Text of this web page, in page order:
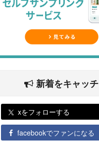
新着をキャッチ
xをフォローする
facebookでファンになる